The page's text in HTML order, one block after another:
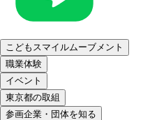
こどもスマイルムーブメント
職業体験
イベント
東京都の取組
参画企業・団体を知る